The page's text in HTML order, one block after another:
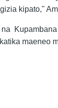
kipato,"
maeneo